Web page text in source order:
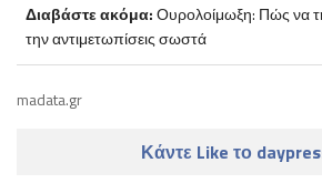
Διαβάστε ακόμα:Ουρολοίμωξη: Πώς να
την αντιμετωπίσεις σωστά
madata.gr
Κάντε Like το